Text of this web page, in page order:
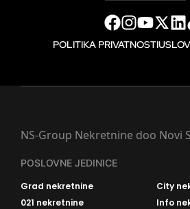
POLITIKA PRIVATNOSTI
NS-Group Nekretnine doo Novi
POSLOVNE JEDINICE
Grad nekretnine
City
021 nekretnine
Info